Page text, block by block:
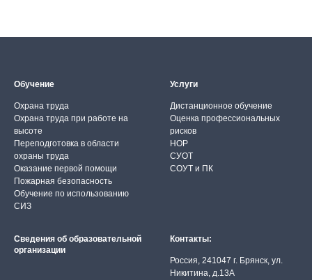
Обучение
Охрана труда
Охрана труда при работе на
высоте
Переподготовка в области
охраны труда
Оказание первой помощи
Пожарная безопасность
Обучение по использованию
СИЗ
Услуги
Дистанционное обучение
Оценка профессиональных
рисков
НОР
СУОТ
СОУТ и ПК
Сведения об образовательной
организации
Контакты:
Россия, 241047 г. Брянск, ул.
Никитина, д.13А